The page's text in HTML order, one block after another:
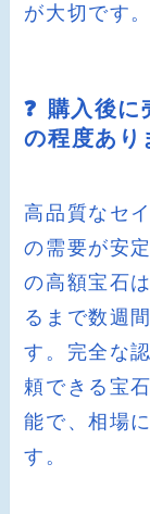
が大切です。
❓ 購入後
の程度あり
高品質なセ
の需要が安
の高額宝石
るまで数週
す。完全な
頼できる宝
能で、相場
す。